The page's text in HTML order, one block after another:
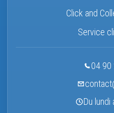
Click and
Service
04 90
Du lundi